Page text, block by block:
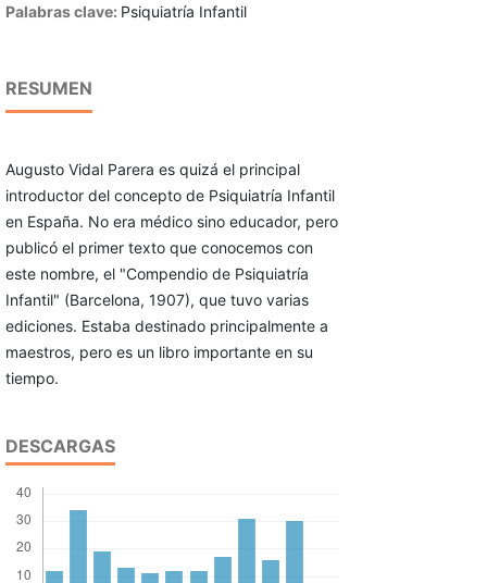
Palabras clave: Psiquiatría Infantil
RESUMEN
Augusto Vidal Parera es quizá el principal
introductor del concepto de Psiquiatría Infantil
en España. No era médico sino educador, pero
publicó el primer texto que conocemos con
este nombre, el "Compendio de Psiquiatría
Infantil" (Barcelona, 1907), que tuvo varias
ediciones. Estaba destinado principalmente a
maestros, pero es un libro importante en su
tiempo.
DESCARGAS